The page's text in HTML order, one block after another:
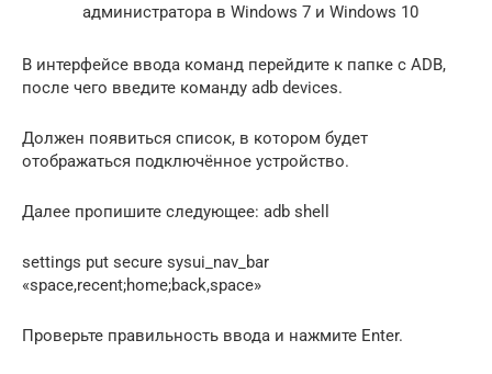
администратора в Windows 7 и Windows 10
В интерфейсе ввода команд перейдите к папке с ADB,
после чего введите команду adb devices.
Должен появиться список, в котором будет
отображаться подключённое устройство.
Далее пропишите следующее: adb shell
settings put secure sysui_nav_bar
«space,recent;home;back,space»
Проверьте правильность ввода и нажмите Enter.